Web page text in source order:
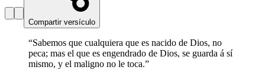
Compartir versículo
“Sabemos que cualquiera que es nacido de Dios, no
peca; mas el que es engendrado de Dios, se guarda á sí
mismo, y el maligno no le toca.”